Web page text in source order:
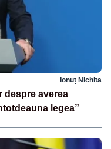
Ionuț Nichita
despre averea
legea”